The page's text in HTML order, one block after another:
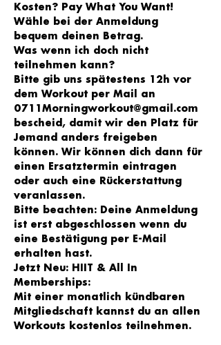
Kosten? Pay What You Want!
Wähle bei der Anmeldung
bequem deinen Betrag.
Was wenn ich doch nicht
teilnehmen kann?
Bitte gib uns spätestens 12h vor
dem Workout per Mail an
0711Morningworkout@gmail.com
bescheid, damit wir den Platz für
Jemand anders freigeben
können. Wir können dich dann für
einen Ersatztermin eintragen
oder auch eine Rückerstattung
veranlassen.
Bitte beachten: Deine Anmeldung
ist erst abgeschlossen wenn du
eine Bestätigung per E-Mail
erhalten hast.
Jetzt Neu: HIIT & All In
Memberships:
Mit einer monatlich kündbaren
Mitgliedschaft kannst du an allen
Workouts kostenlos teilnehmen.